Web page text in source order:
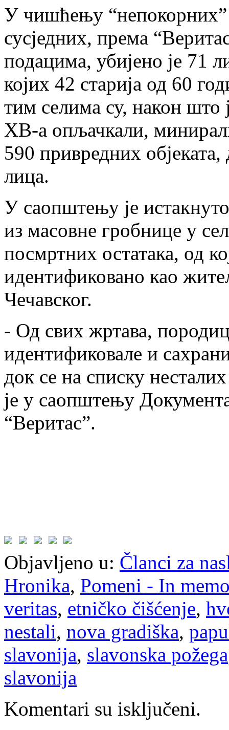
У чишћењу “непокорних”
сусједних, према
подацима, убијено је 71
којих 42 старија од 60
тим селима су, након
ХВ-а опљачкали,
590 привредних
лица.
У саопштењу је
из масовне гробнице у
посмртних остатака, од
идентификовано као
Чечавског.
- Од свих жртава,
идентификовале и
док се на списку
је у саопштењу
“Веритас”.
Objavljeno u: Članci za
Hronika, Pomeni - In
veritas, etničko čišćenje,
nestali, nova gradiška,
slavonija, slavonska požega
slavonija
Komentari su isključeni.